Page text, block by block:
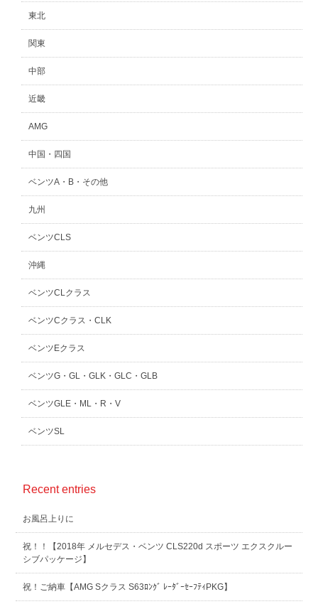
東北
関東
中部
近畿
AMG
中国・四国
ベンツA・B・その他
九州
ベンツCLS
沖縄
ベンツCLクラス
ベンツCクラス・CLK
ベンツEクラス
ベンツG・GL・GLK・GLC・GLB
ベンツGLE・ML・R・V
ベンツSL
Recent entries
お風呂上りに
祝！！【2018年 メルセデス・ベンツ CLS220d スポーツ エクスクルー
シブパッケージ】
祝！ご納車【AMG Sクラス S63ﾛﾝｸﾞ ﾚｰﾀﾞｰｾｰﾌﾃｨPKG】